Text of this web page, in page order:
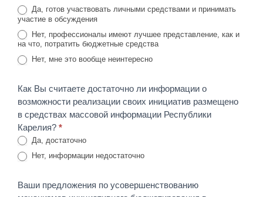
Да, готов участвовать личными средствами и принимать
участие в обсуждения
Нет, профессионалы имеют лучшее представление, как и
на что, потратить бюджетные средства
Нет, мне это вообще неинтересно
Как Вы считаете достаточно ли информации о
возможности реализации своих инициатив размещено
в средствах массовой информации Республики
Карелия? *
Да, достаточно
Нет, информации недостаточно
Ваши предложения по усовершенствованию